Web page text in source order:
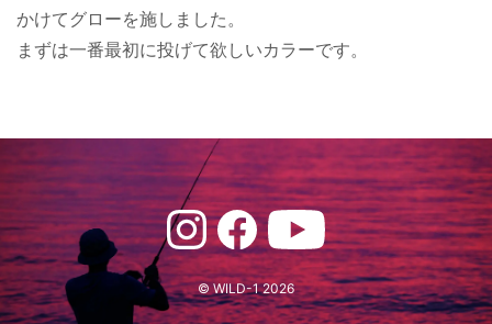
かけてグローを施しました。
まずは一番最初に投げて欲しいカラーです。
© WILD-1 2026